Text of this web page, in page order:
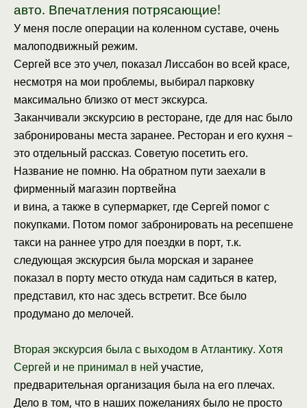
авто. Впечатления потрясающие!
У меня после операции на коленном суставе, очень
малоподвижный режим.
Сергей все это учел, показал Лиссабон во всей красе,
несмотря на мои проблемы, выбирал парковку
максимально близко от мест экскурса.
Заканчивали экскурсию в ресторане, где для нас было
забронированы места заранее. Ресторан и его кухня –
это отдельный рассказ. Советую посетить его.
Название не помню. На обратном пути заехали в
фирменный магазин портвейна
и вина, а также в супермаркет, где Сергей помог с
покупками. Потом помог забронировать на ресепшене
такси на раннее утро для поездки в порт, т.к.
следующая экскурсия была морская и заранее
показал в порту место откуда нам садиться в катер,
представил, кто нас здесь встретит. Все было
продумано до мелочей.
Вторая экскурсия была с выходом в Атлантику. Хотя
Сергей и не принимал в ней участие,
предварительная организация была на его плечах.
Дело в том, что в наших пожеланиях было не просто